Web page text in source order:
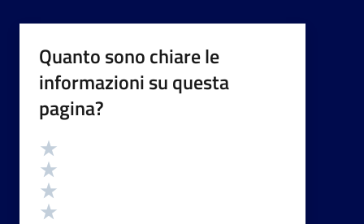
Quanto sono chiare le
informazioni su questa
pagina?
Valutazione